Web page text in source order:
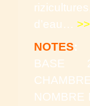
d’eau…
NOTES:
BASE
NOMBRE